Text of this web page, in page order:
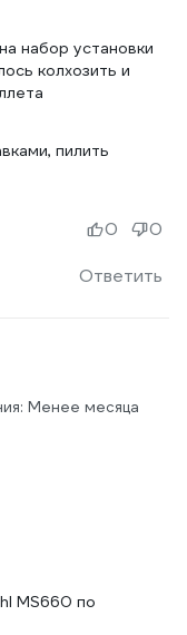
набор установки
колхозить и
пилить
Ответить
0 0
Менее месяца
MS660 по